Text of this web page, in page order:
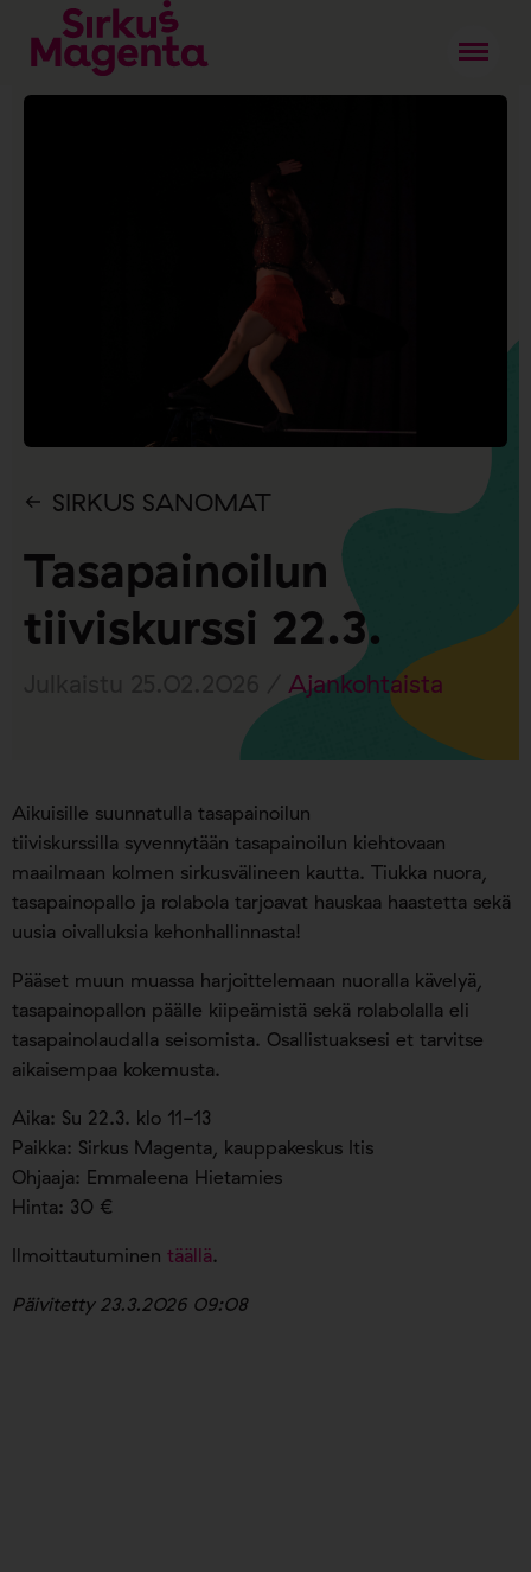
SIRKUS SANOMAT
Tasapainoilun
tiiviskurssi 22.3.
Ajankohtaista
Aikuisille suunnatulla tasapainoilun
tiiviskurssilla syvennytään tasapainoilun kiehtovaan
maailmaan kolmen sirkusvälineen kautta. Tiukka nuora,
tasapainopallo ja rolabola tarjoavat hauskaa haastetta sekä
uusia oivalluksia kehonhallinnasta!
Pääset muun muassa harjoittelemaan nuoralla kävelyä,
tasapainopallon päälle kiipeämistä sekä rolabolalla eli
tasapainolaudalla seisomista. Osallistuaksesi et tarvitse
aikaisempaa kokemusta.
Aika: Su 22.3. klo 11-13
Paikka: Sirkus Magenta, kauppakeskus Itis
Ohjaaja: Emmaleena Hietamies
Hinta: 30 €
Ilmoittautuminen täällä.
Päivitetty 23.3.2026 09:08